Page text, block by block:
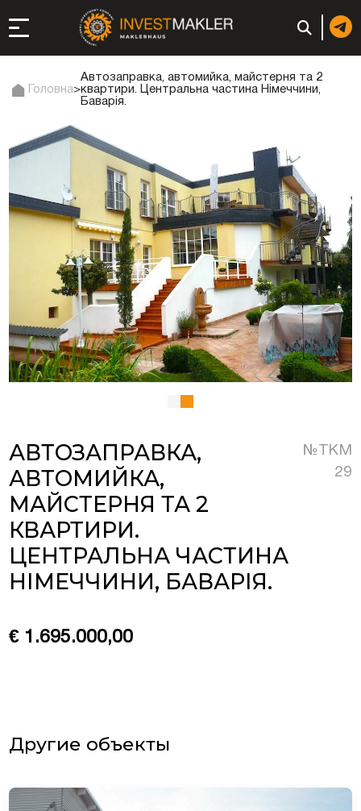
довгострокової
в Італії
та супутні
реєстрація чи
компанії (фірми) у
ОАЕ | Відкрити
проєкти та
та Австрії
нерухомість у
Головна>
Автозаправка, автомийка, майстерня та 2
квартири. Центральна частина Німеччини,
Баварія.
АВТОЗАПРАВКА,
АВТОМИЙКА,
МАЙСТЕРНЯ ТА 2
КВАРТИРИ.
ЦЕНТРАЛЬНА ЧАСТИНА
НІМЕЧЧИНИ, БАВАРІЯ.
№TKM
29
€ 1.695.000,00
Другие объекты